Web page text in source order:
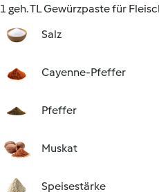
1 geh. TL Gewürzpaste für
Salz
Cayenne-Pfeffer
Pfeffer
Muskat
Speisestärke